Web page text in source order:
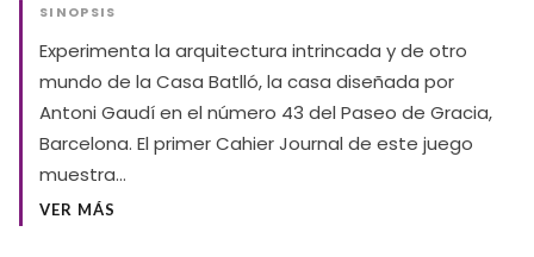
SINOPSIS
Experimenta la arquitectura intrincada y de otro
mundo de la Casa Batlló, la casa diseñada por
Antoni Gaudí en el número 43 del Paseo de Gracia,
Barcelona. El primer Cahier Journal de este juego
muestra…
VER MÁS